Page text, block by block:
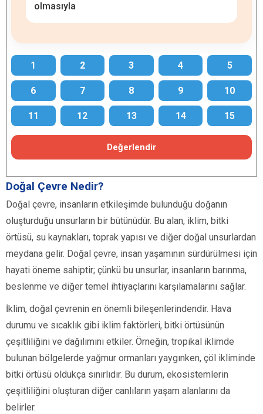
olmasıyla
1 2 3 4 5
6 7 8 9 10
11 12 13 14 15
Değerlendir
Doğal Çevre Nedir?
Doğal çevre, insanların etkileşimde bulunduğu doğanın
oluşturduğu unsurların bir bütünüdür. Bu alan, iklim, bitki
örtüsü, su kaynakları, toprak yapısı ve diğer doğal unsurlardan
meydana gelir. Doğal çevre, insan yaşamının sürdürülmesi için
hayati öneme sahiptir; çünkü bu unsurlar, insanların barınma,
beslenme ve diğer temel ihtiyaçlarını karşılamalarını sağlar.
İklim, doğal çevrenin en önemli bileşenlerindendir. Hava
durumu ve sıcaklık gibi iklim faktörleri, bitki örtüsünün
çeşitliliğini ve dağılımını etkiler. Örneğin, tropikal iklimde
bulunan bölgelerde yağmur ormanları yaygınken, çöl ikliminde
bitki örtüsü oldukça sınırlıdır. Bu durum, ekosistemlerin
çeşitliliğini oluşturan diğer canlıların yaşam alanlarını da
belirler.